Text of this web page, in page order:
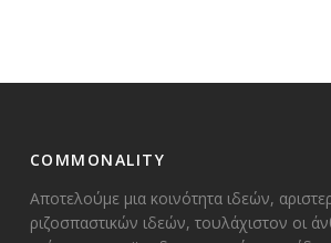
COMMONALITY
Αποτελούμε μια κοινότητα ιδεών,
ριζοσπαστικών ιδεών, τουλάχιστον οι